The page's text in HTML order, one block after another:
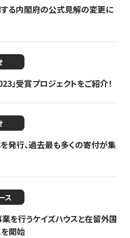
る内閣府の公式見解の変更に
」受賞プロジェクトをご紹介！
発行、過去最も多くの寄付が集
ス
を行うケイズハウスと在留外国
開始